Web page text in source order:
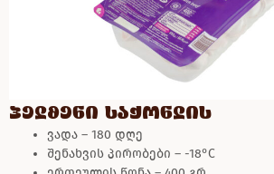
პელმენი საქონლის
ვადა – 180 დღე
შენახვის პირობები – -18°C